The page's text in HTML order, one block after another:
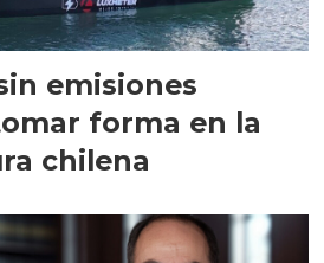
emisiones
forma en la
chilena